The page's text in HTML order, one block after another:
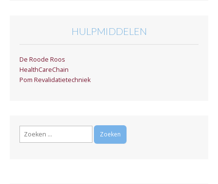
HULPMIDDELEN
De Roode Roos
HealthCareChain
Pom Revalidatietechniek
Zoeken